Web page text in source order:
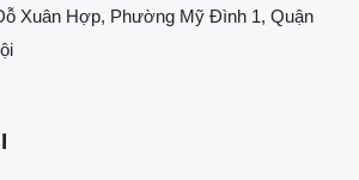
Xuân Hợp, Phường Mỹ Đình 1, Quận